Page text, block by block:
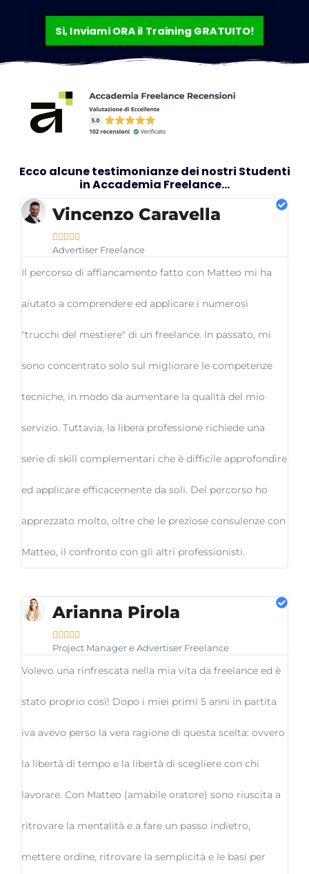
Si, Inviami ORA il Training GRATUITO!
Ecco alcune testimonianze dei nostri Studenti
in Accademia Freelance...
Vincenzo Caravella
    
Advertiser Freelance
Il percorso di affiancamento fatto con Matteo mi ha
aiutato a comprendere ed applicare i numerosi
"trucchi del mestiere" di un freelance. In passato, mi
sono concentrato solo sul migliorare le competenze
tecniche, in modo da aumentare la qualità del mio
servizio. Tuttavia, la libera professione richiede una
serie di skill complementari che è difficile approfondire
ed applicare efficacemente da soli. Del percorso ho
apprezzato molto, oltre che le preziose consulenze con
Matteo, il confronto con gli altri professionisti.
Arianna Pirola
    
Project Manager e Advertiser Freelance
Volevo una rinfrescata nella mia vita da freelance ed è
stato proprio così! Dopo i miei primi 5 anni in partita
iva avevo perso la vera ragione di questa scelta: ovvero
la libertà di tempo e la libertà di scegliere con chi
lavorare. Con Matteo (amabile oratore) sono riuscita a
ritrovare la mentalità e a fare un passo indietro,
mettere ordine, ritrovare la semplicità e le basi per